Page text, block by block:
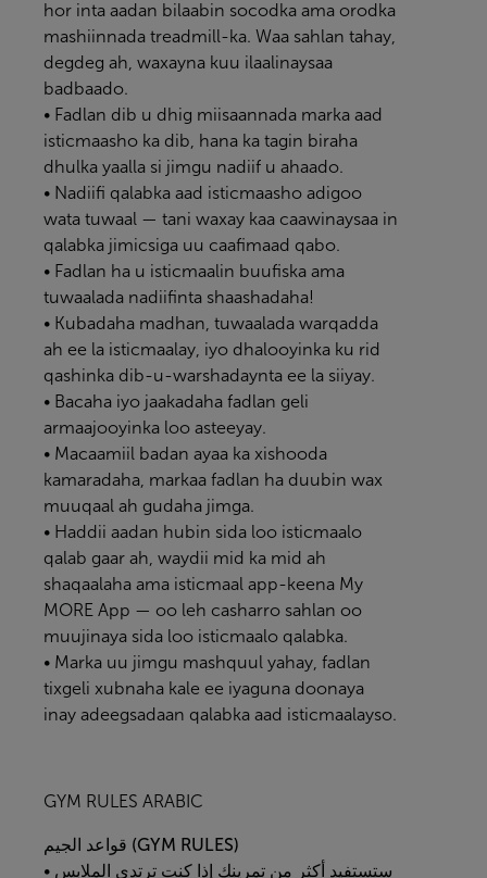
hor inta aadan bilaabin socodka ama orodka
mashiinnada treadmill-ka. Waa sahlan tahay,
degdeg ah, waxayna kuu ilaalinaysaa
badbaado.
• Fadlan dib u dhig miisaannada marka aad
isticmaasho ka dib, hana ka tagin biraha
dhulka yaalla si jimgu nadiif u ahaado.
• Nadiifi qalabka aad isticmaasho adigoo
wata tuwaal — tani waxay kaa caawinaysaa in
qalabka jimicsiga uu caafimaad qabo.
• Fadlan ha u isticmaalin buufiska ama
tuwaalada nadiifinta shaashadaha!
• Kubadaha madhan, tuwaalada warqadda
ah ee la isticmaalay, iyo dhalooyinka ku rid
qashinka dib-u-warshadaynta ee la siiyay.
• Bacaha iyo jaakadaha fadlan geli
armaajooyinka loo asteeyay.
• Macaamiil badan ayaa ka xishooda
kamaradaha, markaa fadlan ha duubin wax
muuqaal ah gudaha jimga.
• Haddii aadan hubin sida loo isticmaalo
qalab gaar ah, waydii mid ka mid ah
shaqaalaha ama isticmaal app-keena My
MORE App — oo leh casharro sahlan oo
muujinaya sida loo isticmaalo qalabka.
• Marka uu jimgu mashquul yahay, fadlan
tixgeli xubnaha kale ee iyaguna doonaya
inay adeegsadaan qalabka aad isticmaalayso.
GYM RULES ARABIC
قواعد الجيم (GYM RULES)
• ستستفيد أكثر من تمرينك إذا كنت ترتدي الملابس